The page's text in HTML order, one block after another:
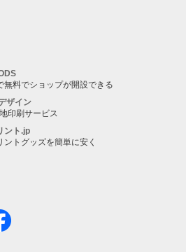
無料でショップが開設できる
ザイン
印刷サービス
ント.jp
ントグッズを簡単に安く